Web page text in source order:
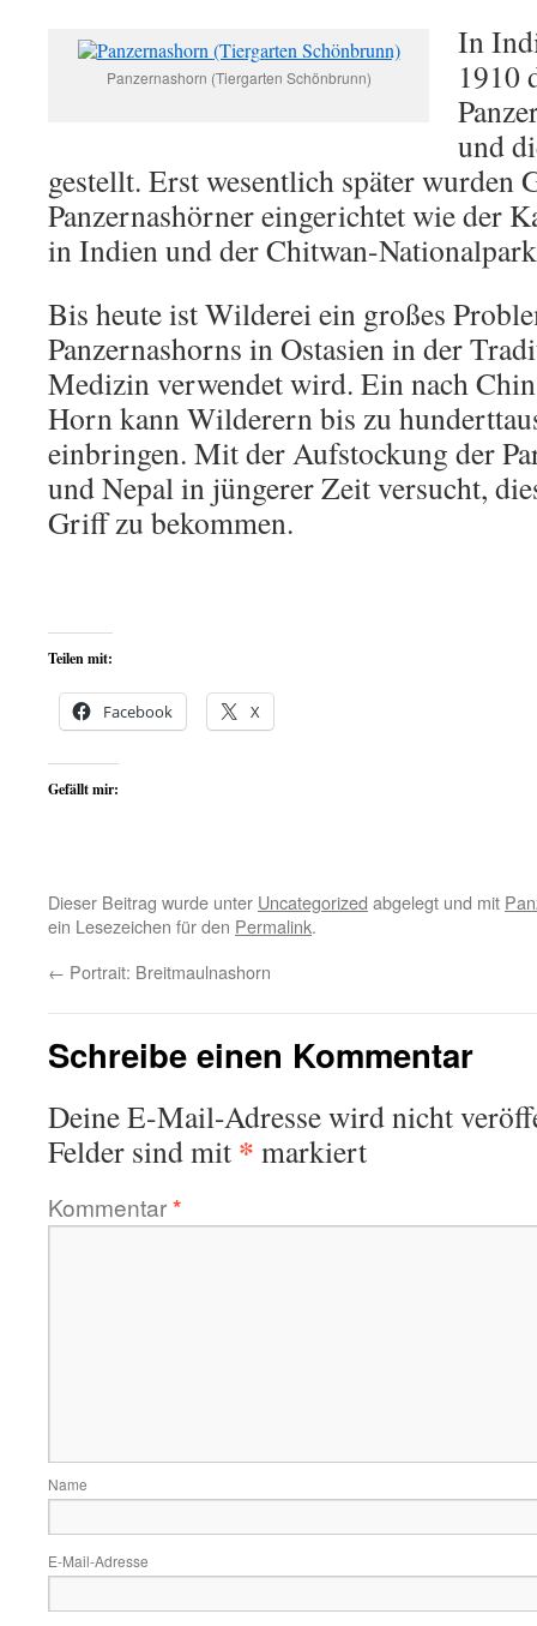
Panzernashorn (Tiergarten Schönbrunn)
In
1910
und
gestellt. Erst wesentlich später wurden
Panzernashörner eingerichtet wie der
in Indien und der Chitwan-
Bis heute ist Wilderei ein großes
Panzernashorns in Ostasien in der
Medizin verwendet wird. Ein nach
Horn kann Wilderern bis zu
einbringen. Mit der Aufstockung der
und Nepal in jüngerer Zeit versucht,
Griff zu bekommen.
Teilen mit:
Facebook X
Gefällt mir:
Dieser Beitrag wurde unter Uncategorized abgelegt und mit
ein Lesezeichen für den Permalink.
← Portrait: Breitmaulnashorn
Schreibe einen Kommentar
Deine E-Mail-Adresse wird nicht
Felder sind mit * markiert
Kommentar*
Name
E-Mail-Adresse